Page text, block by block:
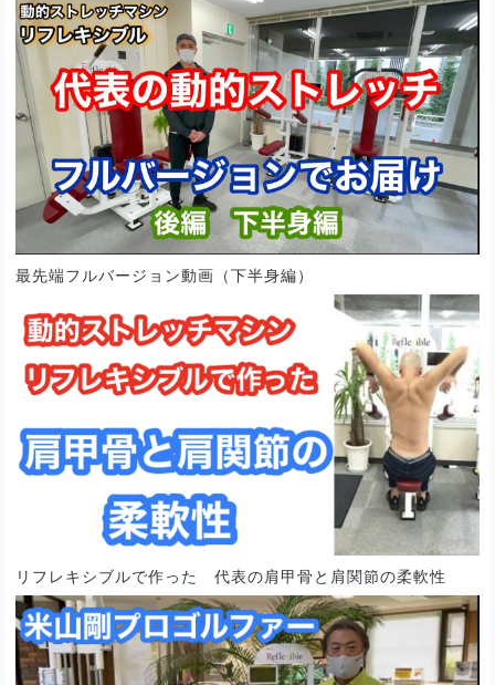
最先端フルバージョン動画（下半身編）
リフレキシブルで作った 代表の肩甲骨と肩関節の柔軟性